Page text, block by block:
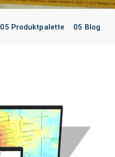
05 Produktpalette 05 Blog